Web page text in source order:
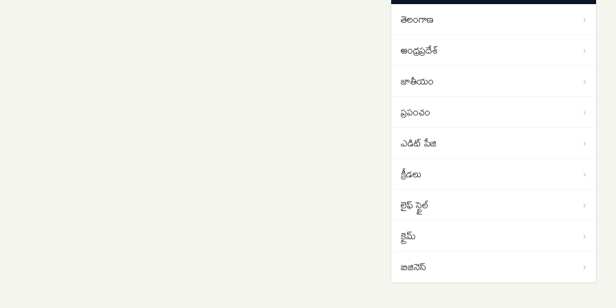
సంచలన విషయాలు ఇవే…
రంగనాథ్ ఎందుకు టార్గెట్ అయ్యారు..
హైకోర్టు తీవ్ర వ్యాఖ్యల వెనుక ఏం
తెలంగాణ ›
ఆంధ్రప్రదేశ్ ›
జాతీయం ›
ప్రపంచం ›
ఎడిట్ పేజి ›
క్రీడలు ›
లైఫ్ స్టైల్ ›
క్రైమ్ ›
బిజినెస్ ›